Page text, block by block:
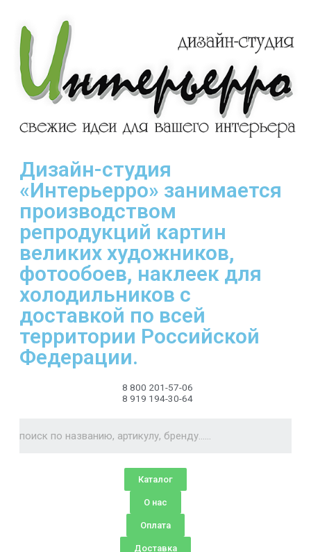
Дизайн-студия
«Интерьерро» занимается
производством
репродукций картин
великих художников,
фотообоев, наклеек для
холодильников с
доставкой по всей
территории Российской
Федерации.
8 800 201-57-06
8 919 194-30-64
Каталог
О нас
Оплата
Доставка